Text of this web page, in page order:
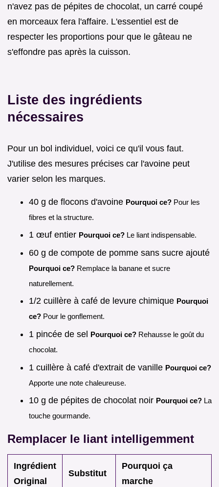
n'avez pas de pépites de chocolat, un carré coupé
en morceaux fera l'affaire. L'essentiel est de
respecter les proportions pour que le gâteau ne
s'effondre pas après la cuisson.
Liste des ingrédients
nécessaires
Pour un bol individuel, voici ce qu'il vous faut.
J'utilise des mesures précises car l'avoine peut
varier selon les marques.
40 g de flocons d'avoine Pourquoi ce? Pour les
fibres et la structure.
1 œuf entier Pourquoi ce? Le liant indispensable.
60 g de compote de pomme sans sucre ajouté
Pourquoi ce? Remplace la banane et sucre
naturellement.
1/2 cuillère à café de levure chimique Pourquoi
ce? Pour le gonflement.
1 pincée de sel Pourquoi ce? Rehausse le goût du
chocolat.
1 cuillère à café d'extrait de vanille Pourquoi ce?
Apporte une note chaleureuse.
10 g de pépites de chocolat noir Pourquoi ce? La
touche gourmande.
Remplacer le liant intelligemment
Ingrédient
Original
Substitut
Pourquoi ça
marche